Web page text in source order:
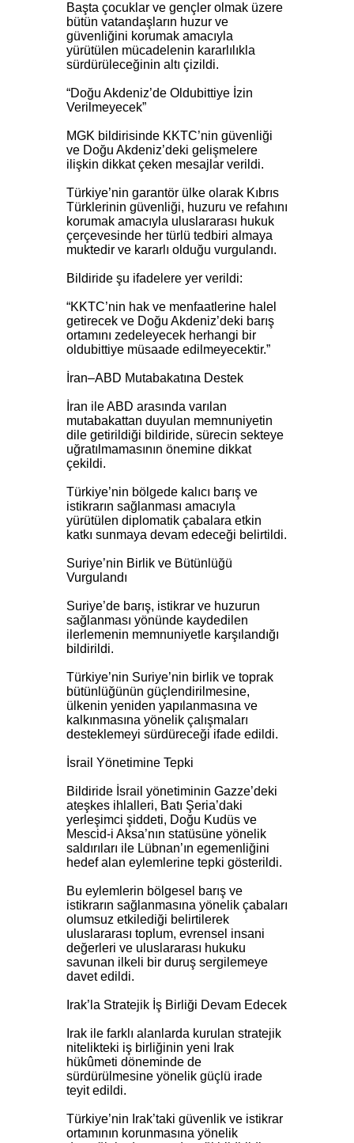
Başta çocuklar ve gençler olmak üzere
bütün vatandaşların huzur ve
güvenliğini korumak amacıyla
yürütülen mücadelenin kararlılıkla
sürdürüleceğinin altı çizildi.
“Doğu Akdeniz’de Oldubittiye İzin
Verilmeyecek”
MGK bildirisinde KKTC’nin güvenliği
ve Doğu Akdeniz’deki gelişmelere
ilişkin dikkat çeken mesajlar verildi.
Türkiye’nin garantör ülke olarak Kıbrıs
Türklerinin güvenliği, huzuru ve refahını
korumak amacıyla uluslararası hukuk
çerçevesinde her türlü tedbiri almaya
muktedir ve kararlı olduğu vurgulandı.
Bildiride şu ifadelere yer verildi:
“KKTC’nin hak ve menfaatlerine halel
getirecek ve Doğu Akdeniz’deki barış
ortamını zedeleyecek herhangi bir
oldubittiye müsaade edilmeyecektir.”
İran–ABD Mutabakatına Destek
İran ile ABD arasında varılan
mutabakattan duyulan memnuniyetin
dile getirildiği bildiride, sürecin sekteye
uğratılmamasının önemine dikkat
çekildi.
Türkiye’nin bölgede kalıcı barış ve
istikrarın sağlanması amacıyla
yürütülen diplomatik çabalara etkin
katkı sunmaya devam edeceği belirtildi.
Suriye’nin Birlik ve Bütünlüğü
Vurgulandı
Suriye’de barış, istikrar ve huzurun
sağlanması yönünde kaydedilen
ilerlemenin memnuniyetle karşılandığı
bildirildi.
Türkiye’nin Suriye’nin birlik ve toprak
bütünlüğünün güçlendirilmesine,
ülkenin yeniden yapılanmasına ve
kalkınmasına yönelik çalışmaları
desteklemeyi sürdüreceği ifade edildi.
İsrail Yönetimine Tepki
Bildiride İsrail yönetiminin Gazze’deki
ateşkes ihlalleri, Batı Şeria’daki
yerleşimci şiddeti, Doğu Kudüs ve
Mescid-i Aksa’nın statüsüne yönelik
saldırıları ile Lübnan’ın egemenliğini
hedef alan eylemlerine tepki gösterildi.
Bu eylemlerin bölgesel barış ve
istikrarın sağlanmasına yönelik çabaları
olumsuz etkilediği belirtilerek
uluslararası toplum, evrensel insani
değerleri ve uluslararası hukuku
savunan ilkeli bir duruş sergilemeye
davet edildi.
Irak’la Stratejik İş Birliği Devam Edecek
Irak ile farklı alanlarda kurulan stratejik
nitelikteki iş birliğinin yeni Irak
hükûmeti döneminde de
sürdürülmesine yönelik güçlü irade
teyit edildi.
Türkiye’nin Irak’taki güvenlik ve istikrar
ortamının korunmasına yönelik